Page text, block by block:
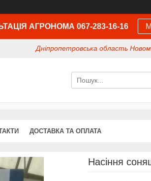
АГРОНОМА 067-283-16-16
Дніпропетровська область
ДОСТАВКА ТА ОПЛАТА
Насіння